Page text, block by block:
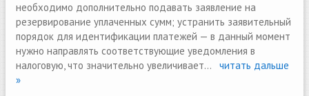
необходимо дополнительно подавать заявление на
резервирование уплаченных сумм; устранить заявительный
порядок для идентификации платежей — в данный момент
нужно направлять соответствующие уведомления в
налоговую, что значительно увеличивает... читать дальше
»